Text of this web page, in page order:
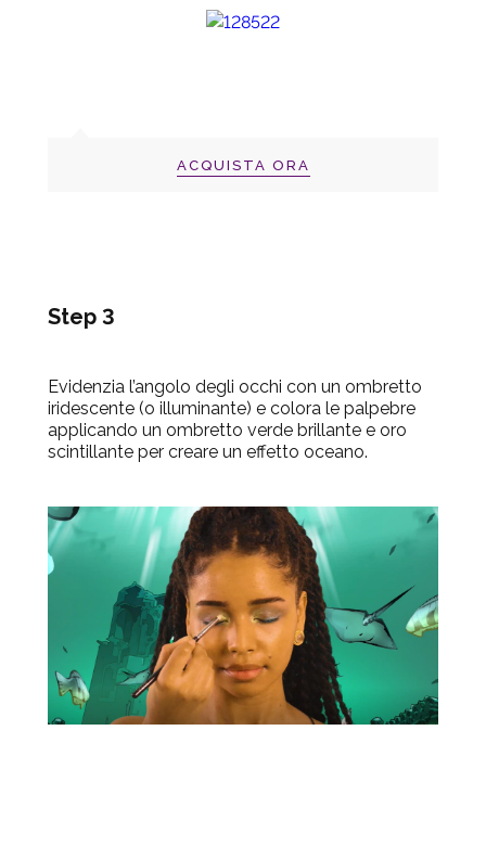
ACQUISTA ORA
Step 3
Evidenzia l’angolo degli occhi con un ombretto
iridescente (o illuminante) e colora le palpebre
applicando un ombretto verde brillante e oro
scintillante per creare un effetto oceano.